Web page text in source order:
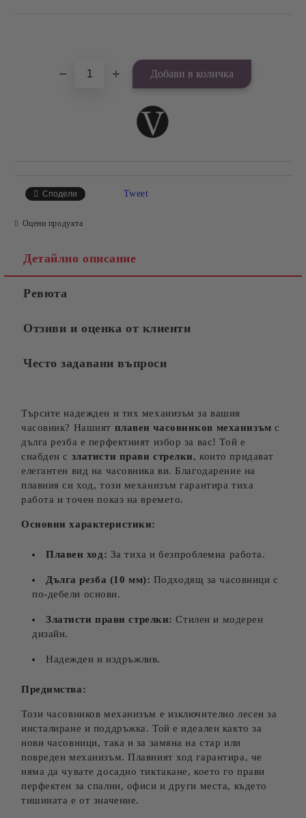
Сподели Tweet
Оцени продукта
Детайлно описание
Ревюта
Отзиви и оценка от клиенти
Често задавани въпроси
Търсите надежден и тих механизъм за вашия
часовник? Нашият плавен часовников механизъм с
дълга резба е перфектният избор за вас! Той е
снабден с златисти правистрелки, които придават
елегантен вид на часовника ви. Благодарение на
плавния си ход, този механизъм гарантира тиха
работа и точен показ на времето.
Основни характеристики:
Плавен ход: За тиха и безпроблемна работа.
Дълга резба (10 мм): Подходящ за часовници с
по-дебели основи.
Златистиправистрелки: Стилен и модерен
дизайн.
Надежден и издръжлив.
Предимства:
Този часовников механизъм е изключително лесен за
инсталиране и поддръжка. Той е идеален както за
нови часовници, така и за замяна на стар или
повреден механизъм. Плавният ход гарантира, че
няма да чувате досадно тиктакане, което го прави
перфектен за спални, офиси и други места, където
тишината е от значение.